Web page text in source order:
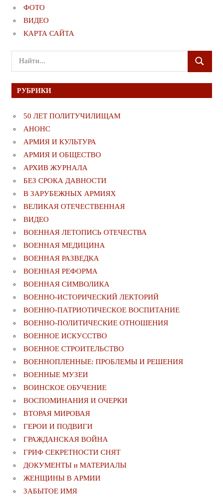
ФОТО
ВИДЕО
КАРТА САЙТА
Поиск
для:
ПОИСК
РУБРИКИ
50 ЛЕТ ПОЛИТУЧИЛИЩАМ
АНОНС
АРМИЯ И КУЛЬТУРА
АРМИЯ И ОБЩЕСТВО
АРХИВ ЖУРНАЛА
БЕЗ СРОКА ДАВНОСТИ
В ЗАРУБЕЖНЫХ АРМИЯХ
ВЕЛИКАЯ ОТЕЧЕСТВЕННАЯ
ВИДЕО
ВОЕННАЯ ЛЕТОПИСЬ ОТЕЧЕСТВА
ВОЕННАЯ МЕДИЦИНА
ВОЕННАЯ РАЗВЕДКА
ВОЕННАЯ РЕФОРМА
ВОЕННАЯ СИМВОЛИКА
ВОЕННО-ИСТОРИЧЕСКИЙ ЛЕКТОРИЙ
ВОЕННО-ПАТРИОТИЧЕСКОЕ ВОСПИТАНИЕ
ВОЕННО-ПОЛИТИЧЕСКИE ОТНОШЕНИЯ
ВОЕННОЕ ИСКУССТВО
ВОЕННОЕ СТРОИТЕЛЬСТВО
ВОЕННОПЛЕННЫЕ: ПРОБЛЕМЫ И РЕШЕНИЯ
ВОЕННЫЕ МУЗЕИ
ВОИНСКОЕ ОБУЧЕНИЕ
ВОСПОМИНАНИЯ И ОЧЕРКИ
ВТОРАЯ МИРОВАЯ
ГЕРОИ И ПОДВИГИ
ГРАЖДАНСКАЯ ВОЙНА
ГРИФ СЕКРЕТНОСТИ СНЯТ
ДОКУМЕНТЫ и МАТЕРИАЛЫ
ЖЕНЩИНЫ В АРМИИ
ЗАБЫТОЕ ИМЯ